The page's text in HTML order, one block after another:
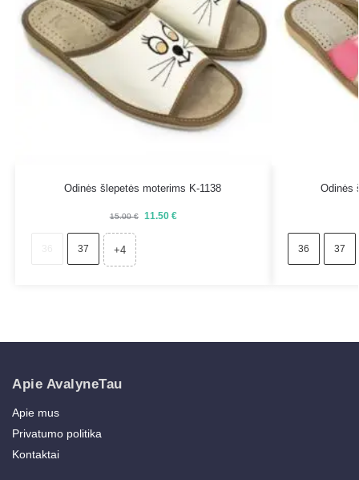
Odinės šlepetės moterims K-1138
15.00€ 11.50 €
37 +4
Odinės
36 37
Apie AvalyneTau
Apie mus
Privatumo politika
Kontaktai